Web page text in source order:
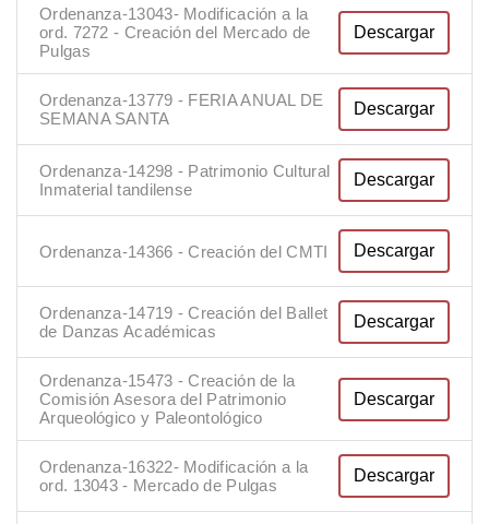
Ordenanza-13043- Modificación a la
ord. 7272 - Creación del Mercado de
Pulgas
Descargar
Ordenanza-13779 - FERIA ANUAL DE
SEMANA SANTA
Descargar
Ordenanza-14298 - Patrimonio Cultural
Inmaterial tandilense
Descargar
Ordenanza-14366 - Creación del CMTI Descargar
Ordenanza-14719 - Creación del Ballet
de Danzas Académicas
Descargar
Ordenanza-15473 - Creación de la
Comisión Asesora del Patrimonio
Arqueológico y Paleontológico
Descargar
Ordenanza-16322- Modificación a la
ord. 13043 - Mercado de Pulgas
Descargar